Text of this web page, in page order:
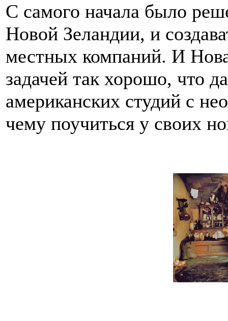
С самого начала было
Новой Зеландии, и
местных компаний. И
задачей так хорошо, что
американских студий с
чему поучиться у своих